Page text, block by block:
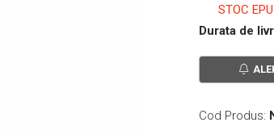
STOC
Durata de
Cod Produs: